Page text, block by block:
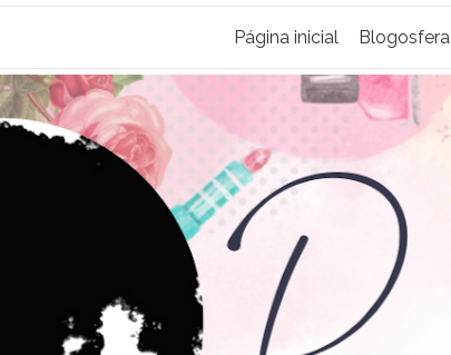
Página inicial Blogosfera